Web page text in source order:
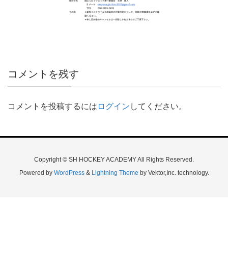
コメントを残す
コメントを投稿するには ログイン してください。
Copyright © SH HOCKEY ACADEMY All Rights Reserved.
Powered by WordPress& Lightning Theme by Vektor,Inc. technology.